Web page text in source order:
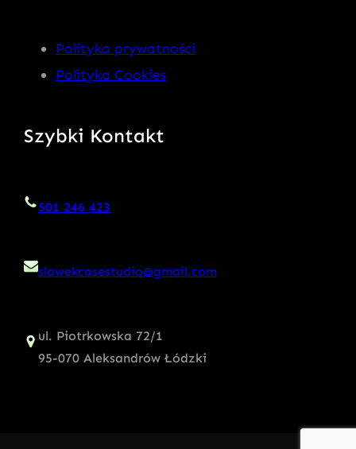
Polityka prywatności
Polityka Cookies
Szybki Kontakt
501 246 423
slawekcasestudio@gmail.com
ul. Piotrkowska 72/1
95-070 Aleksandrów Łódzki